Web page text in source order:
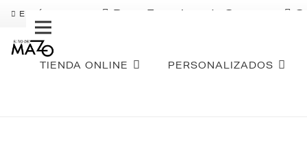
ENVÍO GRATIS Pago Fraccionado Sequra
TIENDA ONLINE PERSONALIZADOS